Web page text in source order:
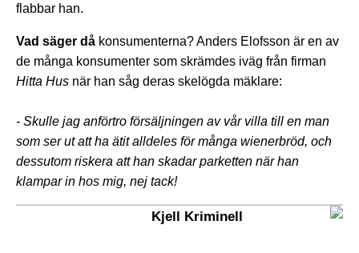
flabbar han.
Vad säger då konsumenterna? Anders Elofsson är en av
de många konsumenter som skrämdes iväg från firman
Hitta Hus när han såg deras skelögda mäklare:
- Skulle jag anförtro försäljningen av vår villa till en man
som ser ut att ha ätit alldeles för många wienerbröd, och
dessutom riskera att han skadar parketten när han
klampar in hos mig, nej tack!
Kjell Kriminell